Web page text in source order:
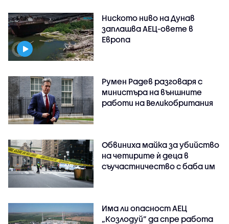
Ниското ниво на Дунав
заплашва АЕЦ-овете в
Европа
Румен Радев разговаря с
министъра на външните
работи на Великобритания
Обвиниха майка за убийство
на четирите ѝ деца в
съучастничество с баба им
Има ли опасност АЕЦ
„Козлодуй” да спре работа